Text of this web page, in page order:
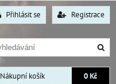
Přihlásit se Registrace
Nákupní košík 0 Kč